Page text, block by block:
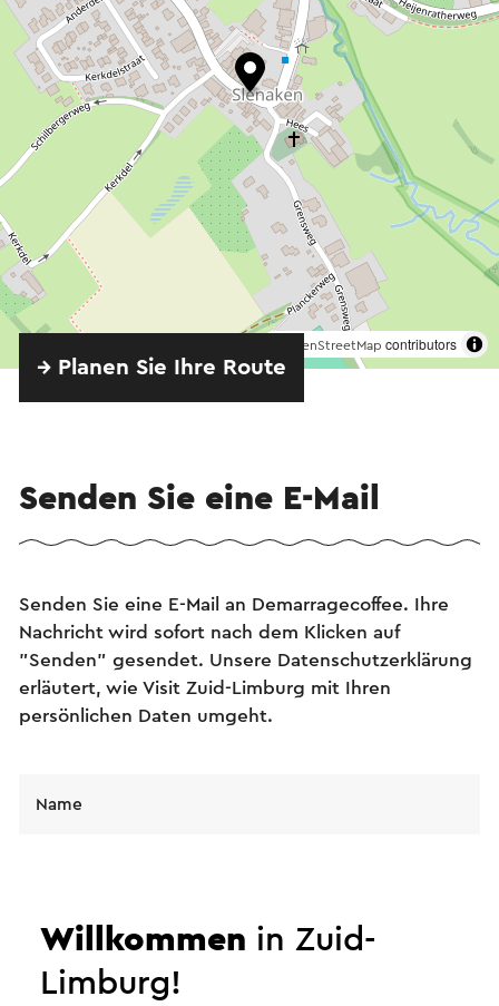
OpenStreetMap contributors
→ Planen Sie Ihre Route
Senden Sie eine E-Mail
Senden Sie eine E-Mail an Demarragecoffee. Ihre
Nachricht wird sofort nach dem Klicken auf
"Senden" gesendet. Unsere Datenschutzerklärung
erläutert, wie Visit Zuid-Limburg mit Ihren
persönlichen Daten umgeht.
Name
Nachricht
Willkommen in Zuid-
Limburg!